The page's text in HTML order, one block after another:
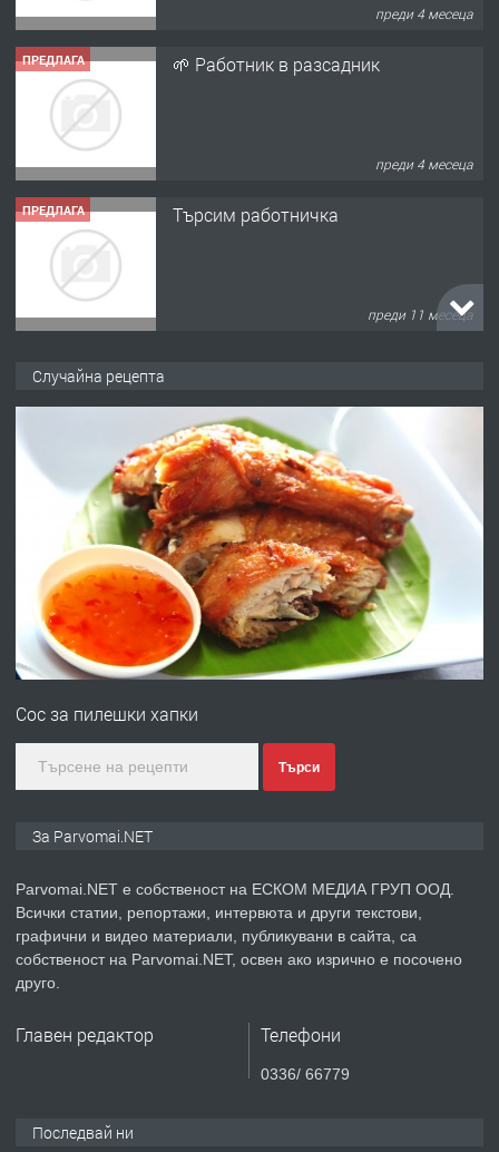
преди 4 месеца
ПРЕДЛАГА 🌱 Работник в разсадник
преди 4 месеца
ПРЕДЛАГА Търсим работничка
преди 11 месеца
ПРЕДЛАГА Работа за общи работници
преди 1 година
ПРЕДЛАГА
Първи поход "По стъпките на Ангел
преди 1 година
ПРЕДЛАГА Уроци по Математика
Случайна рецепта
Сос за пилешки хапки
Търси
За Parvomai.NET
Parvomai.NET е собственост на ЕСКОМ МЕДИА ГРУП ООД.
Всички статии, репортажи, интервюта и други текстови,
графични и видео материали, публикувани в сайта, са
собственост на Parvomai.NET, освен ако изрично е посочено
друго.
Главен редактор Телефони
0336/ 66779
Последвай ни